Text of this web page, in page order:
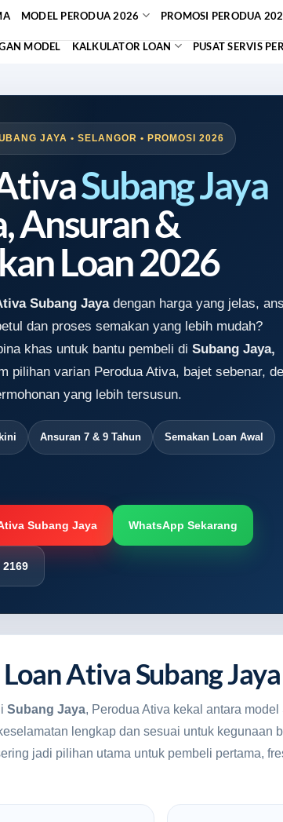
MODEL PERODUA 2026 PROMOSI PERODUA
MODEL KALKULATOR LOAN PUSAT SERVIS
JAYA • SELANGOR • PROMOSI 2026
Subang Jaya
Ansuran &
Loan 2026
Subang Jayadengan harga yang jelas,
dan proses semakan yang lebih mudah?
khas untuk bantu pembeli di Subang Jaya,
pilihan varian Perodua Ativa, bajet sebenar,
yang lebih tersusun.
Ansuran 7 & 9 Tahun Semakan Loan Awal
Subang Jaya WhatsApp Sekarang
2169
Ativa Subang
Subang Jaya, Perodua Ativa kekal antara
lengkap dan sesuai untuk kegunaan
jadi pilihan utama untuk pembeli pertama,